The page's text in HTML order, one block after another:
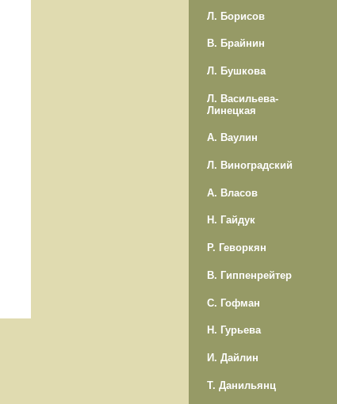
Л. Борисов
В. Брайнин
Л. Бушкова
Л. Васильева-
Линецкая
А. Ваулин
Л. Виноградский
А. Власов
Н. Гайдук
Р. Геворкян
В. Гиппенрейтер
С. Гофман
Н. Гурьева
И. Дайлин
Т. Данильянц